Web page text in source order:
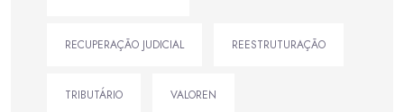
RECUPERAÇÃO JUDICIAL REESTRUTURAÇÃO
TRIBUTÁRIO VALOREN